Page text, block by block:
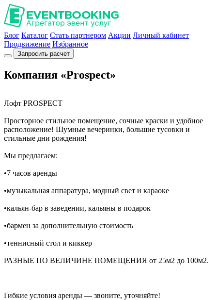
Блог Каталог Стать партнером Акции Личный кабинет
Продвижение Избранное
Запросить расчет
Компания «Prospect»
Лофт PROSPECT
Просторное стильное помещение, сочные краски и удобное
расположение! Шумные вечеринки, большие тусовки и
стильные дни рождения!
Мы предлагаем:
•7 часов аренды
•музыкальная аппаратура, модный свет и караоке
•кальян-бар в заведении, кальяны в подарок
•бармен за дополнительную стоимость
•теннисный стол и киккер
РАЗНЫЕ ПО ВЕЛИЧИНЕ ПОМЕЩЕНИЯ от 25м2 до 100м2.
Гибкие условия аренды — звоните, уточняйте!